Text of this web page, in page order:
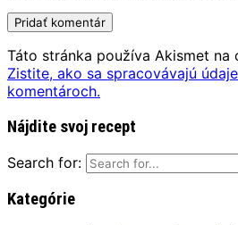
Táto stránka používa Akismet na
Zistite, ako sa spracovávajú
komentároch.
Nájdite svoj recept
Search for:
Kategórie